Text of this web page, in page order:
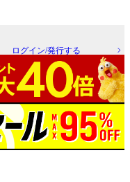
ログイン/発行する